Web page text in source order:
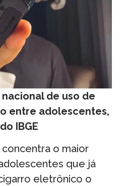
de uso de
entre adolescentes,
IBGE
o maior
que já
eletrônico o